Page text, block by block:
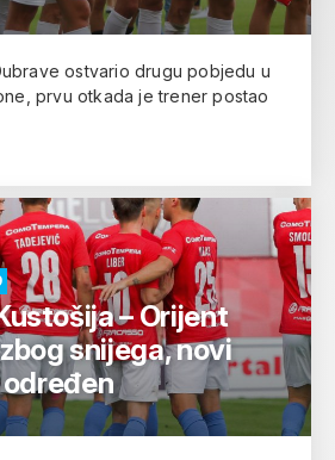
ostvario drugu pobjedu u
prvu otkada je trener postao
– Orijent
snijega, novi